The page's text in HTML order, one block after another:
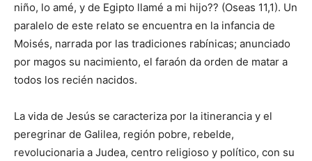
niño, lo amé, y de Egipto llamé a mi hijo?? (Oseas 11,1). Un
paralelo de este relato se encuentra en la infancia de
Moisés, narrada por las tradiciones rabínicas; anunciado
por magos su nacimiento, el faraón da orden de matar a
todos los recién nacidos.
La vida de Jesús se caracteriza por la itinerancia y el
peregrinar de Galilea, región pobre, rebelde,
revolucionaria a Judea, centro religioso y político, con su